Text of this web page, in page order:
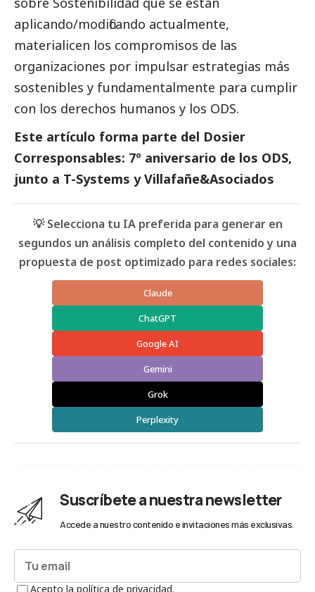
aplicando/modificando actualmente,
materialicen los compromisos de las
organizaciones por impulsar estrategias más
sostenibles y fundamentalmente para cumplir
con los derechos humanos y los ODS.
Este artículo forma parte del Dosier
Corresponsables: 7º aniversario de los ODS,
junto a T-Systems y Villafañe&Asociados
💡 Selecciona tu IA preferida para generar en
segundos un análisis completo del contenido y una
propuesta de post optimizado para redes sociales:
Claude
ChatGPT
Google AI
Gemini
Grok
Perplexity
Suscríbete a nuestra newsletter
Accede a nuestro contenido e invitaciones más exclusivas.
Acepto la política de privacidad.